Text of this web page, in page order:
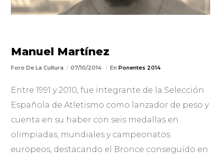
Manuel Martínez
Foro De La Cultura 07/10/2014 EnPonentes 2014
Entre 1991 y 2010, fue integrante de la Selección
Española de Atletismo como lanzador de peso y
cuenta en su haber con seis medallas en
olimpiadas, mundiales y campeonatos
europeos, destacando el Bronce conseguido en